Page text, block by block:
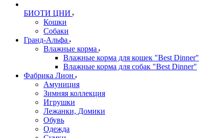
БИОТИ ЦНИ
Кошки
Собаки
Гранд-Альфа
Влажные корма
Влажные корма для кошек "Best Dinner"
Влажные корма для собак "Best Dinner"
Фабрика Лион
Амуниция
Зимняя коллекция
Игрушки
Лежанки, Домики
Обувь
Одежда